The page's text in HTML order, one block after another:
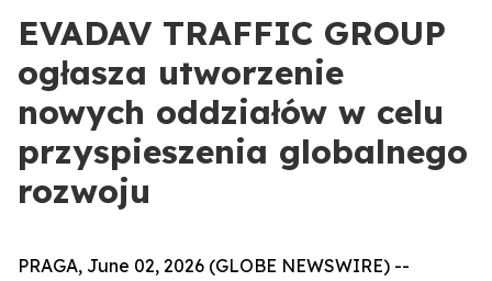
EVADAV TRAFFIC GROUP
ogłasza utworzenie
nowych oddziałów w celu
przyspieszenia globalnego
rozwoju
PRAGA, June 02, 2026 (GLOBE NEWSWIRE) --